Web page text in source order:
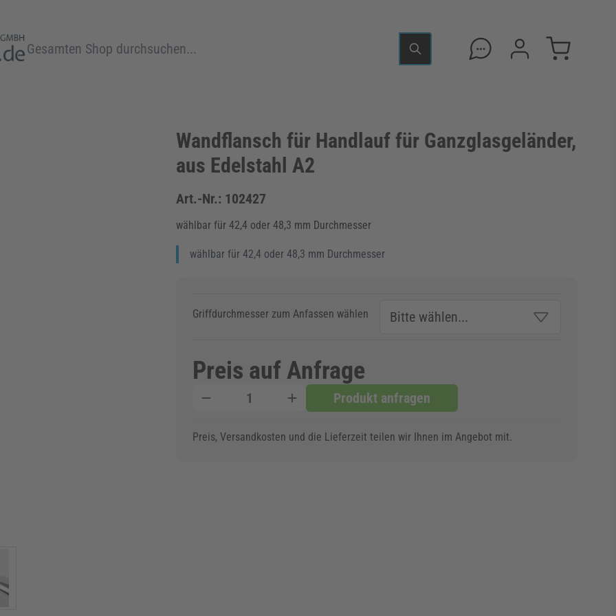
Wandflansch für Handlauf für Ganzglasgeländer,
aus Edelstahl A2
Art.-Nr.: 102427
wählbar für 42,4 oder 48,3 mm Durchmesser
wählbar für 42,4 oder 48,3 mm Durchmesser
Griffdurchmesser zum Anfassen wählen
Preis auf Anfrage
Produkt anfragen
Preis, Versandkosten und die Lieferzeit teilen wir Ihnen im Angebot mit.